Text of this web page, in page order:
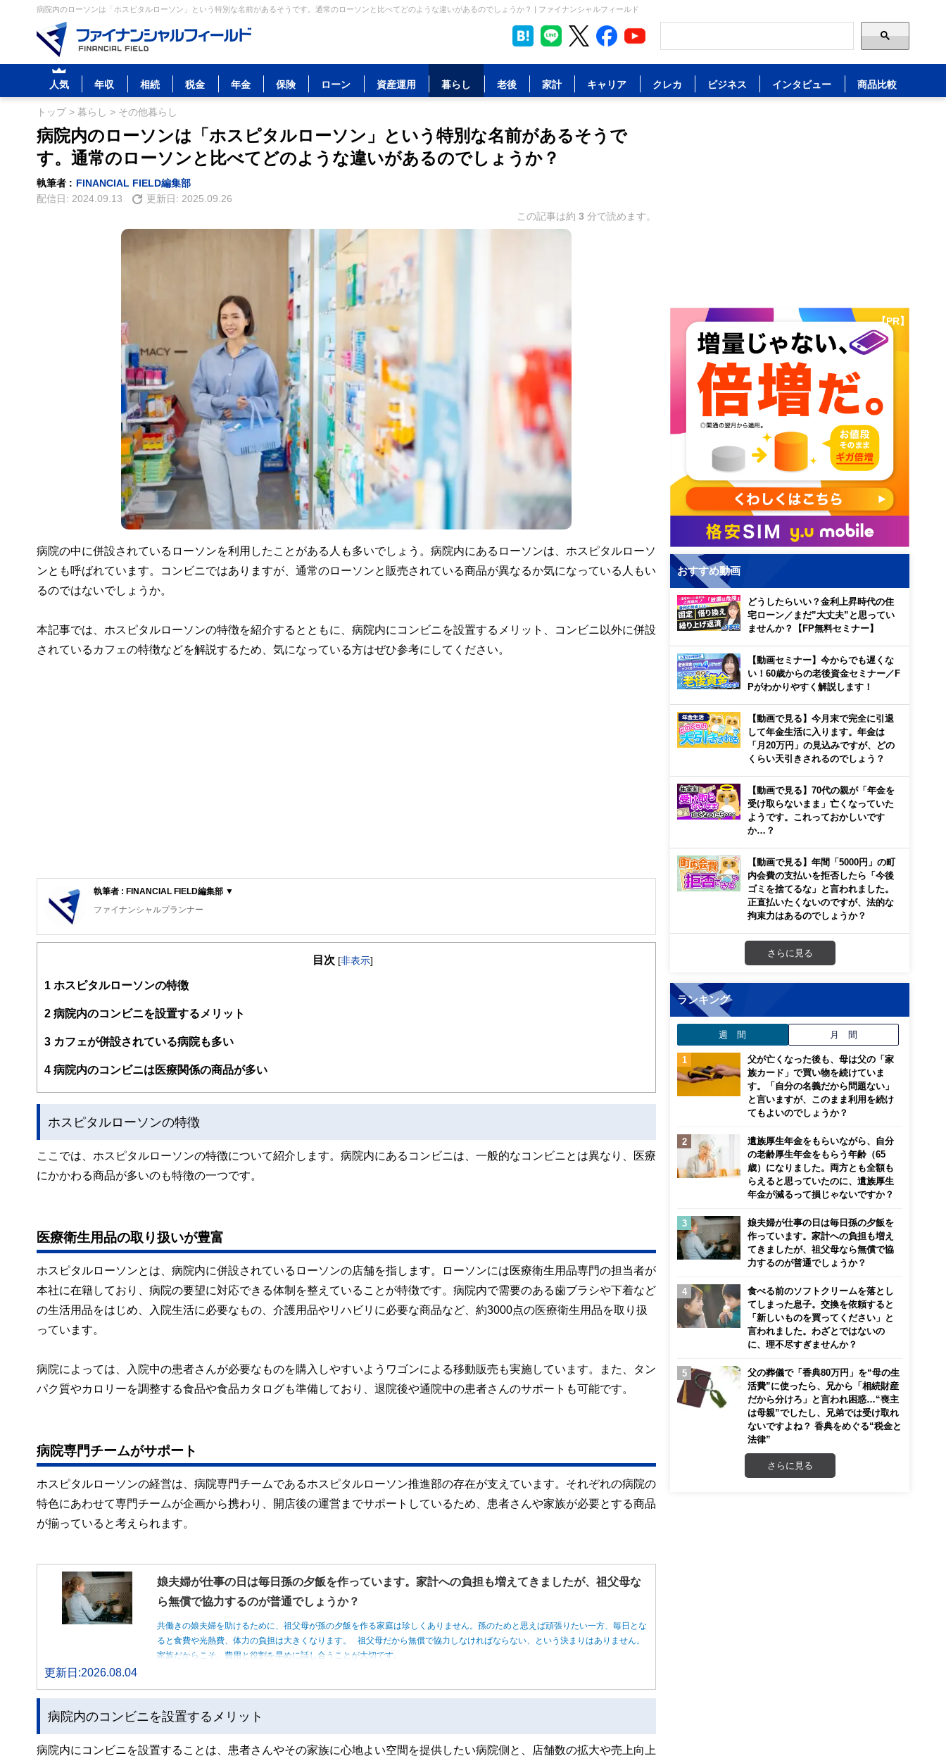
病院内のローソンは「ホスピタルローソン」という特別な名前があるそうです。通常のローソンと比べてどのような違いがあるのでしょうか？ | ファイナンシャルフィールド
人気 年収 相続 税金 年金 保険 ローン 資産運用 暮らし 老後 家計 キャリア クレカ ビジネス インタビュー 商品比較
トップ> 暮らし > その他暮らし
病院内のローソンは「ホスピタルローソン」という特別な名前があるそうで
す。通常のローソンと比べてどのような違いがあるのでしょうか？
執筆者 : FINANCIAL FIELD編集部
配信日: 2024.09.13 更新日: 2025.09.26
この記事は約 3 分で読めます。
病院の中に併設されているローソンを利用したことがある人も多いでしょう。病院内にあるローソンは、ホスピタルローソ
ンとも呼ばれています。コンビニではありますが、通常のローソンと販売されている商品が異なるか気になっている人もい
るのではないでしょうか。
本記事では、ホスピタルローソンの特徴を紹介するとともに、病院内にコンビニを設置するメリット、コンビニ以外に併設
されているカフェの特徴などを解説するため、気になっている方はぜひ参考にしてください。
執筆者 : FINANCIAL FIELD編集部 ▼
ファイナンシャルプランナー
FinancialField編集部は、金融、経済に関する記事を、日々の暮らしにどのような影響を与えるかという視点で、お金の知識がない方でも理解でき
案から記事掲載まですべての工程に関わることで、読者目線のコンテンツを追求しています。
FinancialFieldの特徴は、ファイナンシャルプランナー、弁護士、税理士、宅地建物取引士、相続診断士、住宅ローンアドバイザー、DCプランナ
ー、公認会計士、社会保険労務士、行政書士、投資アナリスト、キャリアコンサルタントなど150名以上の有資格者を執筆者・監修者として迎
と、読み応えのあるコンテンツと確かな情報発信を実現しています。
私たちは、快適でより良い生活のアイデアを提供するお金のコンシェルジュを目指します。
目次 [非表示]
1 ホスピタルローソンの特徴
2 病院内のコンビニを設置するメリット
3 カフェが併設されている病院も多い
4 病院内のコンビニは医療関係の商品が多い
ホスピタルローソンの特徴
ここでは、ホスピタルローソンの特徴について紹介します。病院内にあるコンビニは、一般的なコンビニとは異なり、医療
にかかわる商品が多いのも特徴の一つです。
医療衛生用品の取り扱いが豊富
ホスピタルローソンとは、病院内に併設されているローソンの店舗を指します。ローソンには医療衛生用品専門の担当者が
本社に在籍しており、病院の要望に対応できる体制を整えていることが特徴です。病院内で需要のある歯ブラシや下着など
の生活用品をはじめ、入院生活に必要なもの、介護用品やリハビリに必要な商品など、約3000点の医療衛生用品を取り扱
っています。
病院によっては、入院中の患者さんが必要なものを購入しやすいようワゴンによる移動販売も実施しています。また、タン
パク質やカロリーを調整する食品や食品カタログも準備しており、退院後や通院中の患者さんのサポートも可能です。
病院専門チームがサポート
ホスピタルローソンの経営は、病院専門チームであるホスピタルローソン推進部の存在が支えています。それぞれの病院の
特色にあわせて専門チームが企画から携わり、開店後の運営までサポートしているため、患者さんや家族が必要とする商品
が揃っていると考えられます。
娘夫婦が仕事の日は毎日孫の夕飯を作っています。家計への負担も増えてきましたが、祖父母な
ら無償で協力するのが普通でしょうか？
共働きの娘夫婦を助けるために、祖父母が孫の夕飯を作る家庭は珍しくありません。孫のためと思えば頑張りたい一方、毎日とな
ると食費や光熱費、体力の負担は大きくなります。 祖父母だから無償で協力しなければならない、という決まりはありません。
家族だからこそ、費用と役割を早めに話し合うことが大切です。
更新日:2026.08.04
病院内のコンビニを設置するメリット
病院内にコンビニを設置することは、患者さんやその家族に心地よい空間を提供したい病院側と、店舗数の拡大や売上向上
【PR】
おすすめ動画
どうしたらいい？金利上昇時代の住
宅ローン／まだ”大丈夫”と思ってい
ませんか？【FP無料セミナー】
【動画セミナー】今からでも遅くな
い！60歳からの老後資金セミナー／F
Pがわかりやすく解説します！
【動画で見る】今月末で完全に引退
して年金生活に入ります。年金は
「月20万円」の見込みですが、どの
くらい天引きされるのでしょう？
【動画で見る】70代の親が「年金を
受け取らないまま」亡くなっていた
ようです。これっておかしいです
か…？
【動画で見る】年間「5000円」の町
内会費の支払いを拒否したら「今後
ゴミを捨てるな」と言われました。
正直払いたくないのですが、法的な
拘束力はあるのでしょうか？
さらに見る
ランキング
週 間 月 間
父が亡くなった後も、母は父の「家
族カード」で買い物を続けていま
す。「自分の名義だから問題ない」
と言いますが、このまま利用を続け
てもよいのでしょうか？
遺族厚生年金をもらいながら、自分
の老齢厚生年金をもらう年齢（65
歳）になりました。両方とも全額も
らえると思っていたのに、遺族厚生
年金が減るって損じゃないですか？
娘夫婦が仕事の日は毎日孫の夕飯を
作っています。家計への負担も増え
てきましたが、祖父母なら無償で協
力するのが普通でしょうか？
食べる前のソフトクリームを落とし
てしまった息子。交換を依頼すると
「新しいものを買ってください」と
言われました。わざとではないの
に、理不尽すぎませんか？
父の葬儀で「香典80万円」を“母の生
活費”に使ったら、兄から「相続財産
だから分けろ」と言われ困惑…“喪主
は母親”でしたし、兄弟では受け取れ
ないですよね？ 香典をめぐる“税金と
法律”
さらに見る